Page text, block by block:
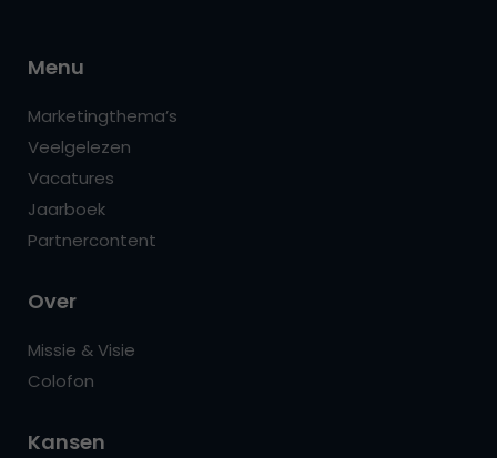
Menu
Marketingthema’s
Veelgelezen
Vacatures
Jaarboek
Partnercontent
Over
Missie & Visie
Colofon
Kansen